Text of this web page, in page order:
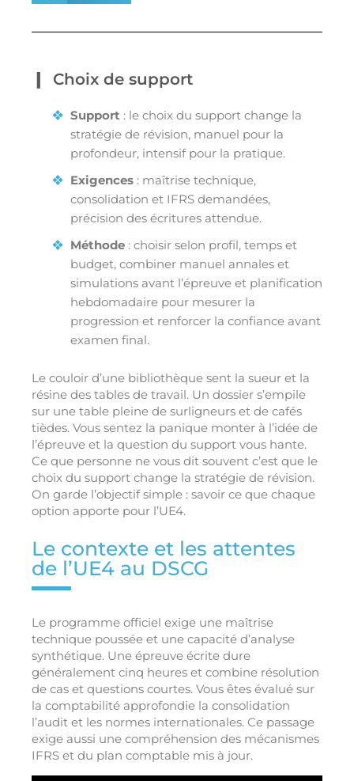
Choix de support
Support : le choix du support change la
stratégie de révision, manuel pour la
profondeur, intensif pour la pratique.
Exigences : maîtrise technique,
consolidation et IFRS demandées,
précision des écritures attendue.
Méthode : choisir selon profil, temps et
budget, combiner manuel annales et
simulations avant l’épreuve et planification
hebdomadaire pour mesurer la
progression et renforcer la confiance avant
examen final.
Le couloir d’une bibliothèque sent la sueur et la
résine des tables de travail. Un dossier s’empile
sur une table pleine de surligneurs et de cafés
tièdes. Vous sentez la panique monter à l’idée de
l’épreuve et la question du support vous hante.
Ce que personne ne vous dit souvent c’est que le
choix du support change la stratégie de révision.
On garde l’objectif simple : savoir ce que chaque
option apporte pour l’UE4.
Le contexte et les attentes
de l’UE4 au DSCG
Le programme officiel exige une maîtrise
technique poussée et une capacité d’analyse
synthétique. Une épreuve écrite dure
généralement cinq heures et combine résolution
de cas et questions courtes. Vous êtes évalué sur
la comptabilité approfondie la consolidation
l’audit et les normes internationales. Ce passage
exige aussi une compréhension des mécanismes
IFRS et du plan comptable mis à jour.